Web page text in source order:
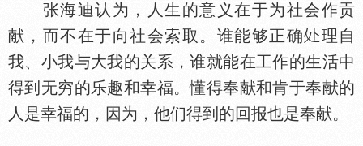
张海迪认为，人生的意义在于为社会作贡
献，而不在于向社会索取。谁能够正确
理自
我、小我与大我的关系，谁就能在工作的生活中
得到无穷的乐趣和幸福。懂得奉献和肯于奉献的
人是幸福的，因为，他们得到的回报也是奉献。